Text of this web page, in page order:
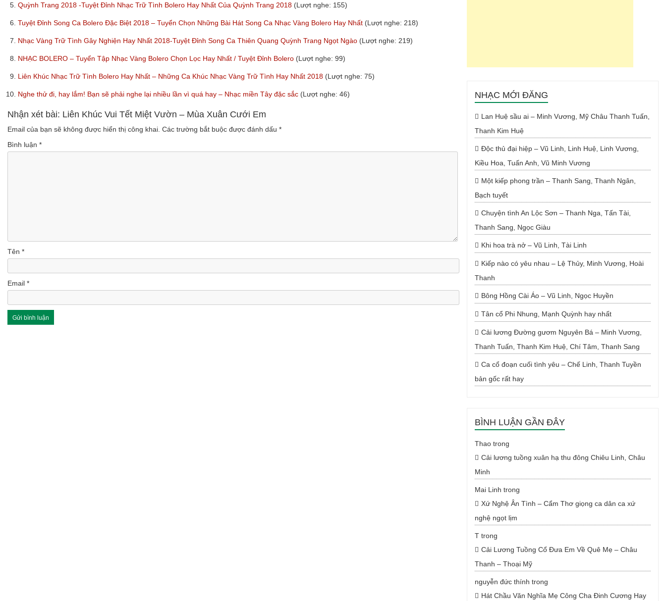
5. Quỳnh Trang 2018 -Tuyệt Đỉnh Nhạc Trữ Tình Bolero Hay Nhất Của Quỳnh Trang 2018 (Lượt nghe: 155)
6. Tuyệt Đỉnh Song Ca Bolero Đặc Biệt 2018 – Tuyển Chọn Những Bài Hát Song Ca Nhạc Vàng Bolero Hay Nhất (Lượt nghe: 218)
7. Nhạc Vàng Trữ Tình Gây Nghiện Hay Nhất 2018-Tuyệt Đỉnh Song Ca Thiên Quang Quỳnh Trang Ngọt Ngào (Lượt nghe: 219)
8. NHẠC BOLERO – Tuyển Tập Nhạc Vàng Bolero Chọn Lọc Hay Nhất / Tuyệt Đỉnh Bolero (Lượt nghe: 99)
9. Liên Khúc Nhạc Trữ Tình Bolero Hay Nhất – Những Ca Khúc Nhạc Vàng Trữ Tình Hay Nhất 2018 (Lượt nghe: 75)
10. Nghe thử đi, hay lắm! Bạn sẽ phải nghe lại nhiều lần vì quá hay – Nhạc miền Tây đặc sắc (Lượt nghe: 46)
Nhận xét bài: Liên Khúc Vui Tết Miệt Vườn – Mùa Xuân Cưới Em
Email của bạn sẽ không được hiển thị công khai. Các trường bắt buộc được đánh dấu *
Bình luận *
Tên *
Email *
NHẠC MỚI ĐĂNG
Lan Huệ sầu ai – Minh Vương, Mỹ Châu Thanh Tuấn,
Thanh Kim Huệ
Độc thủ đại hiệp – Vũ Linh, Linh Huệ, Linh Vương,
Kiều Hoa, Tuấn Anh, Vũ Minh Vương
Một kiếp phong trần – Thanh Sang, Thanh Ngân,
Bạch tuyết
Chuyện tình An Lộc Sơn – Thanh Nga, Tấn Tài,
Thanh Sang, Ngọc Giàu
Khi hoa trà nở – Vũ Linh, Tài Linh
Kiếp nào có yêu nhau – Lệ Thủy, Minh Vương, Hoài
Thanh
Bông Hồng Cài Áo – Vũ Linh, Ngọc Huyền
Tân cổ Phi Nhung, Mạnh Quỳnh hay nhất
Cải lương Đường gươm Nguyên Bá – Minh Vương,
Thanh Tuấn, Thanh Kim Huệ, Chí Tâm, Thanh Sang
Ca cổ đoạn cuối tình yêu – Chế Linh, Thanh Tuyền
bản gốc rất hay
BÌNH LUẬN GẦN ĐÂY
Thaotrong
Cải lương tuồng xuân hạ thu đông Chiêu Linh, Châu
Minh
Mai Linh trong
Xứ Nghệ Ân Tình – Cẩm Thơ giọng ca dân ca xứ
nghệ ngọt lịm
Ttrong
Cải Lương Tuồng Cổ Đưa Em Về Quê Mẹ – Châu
Thanh – Thoại Mỹ
nguyễn đức thính trong
Hát Chầu Văn Nghĩa Mẹ Công Cha Đinh Cương Hay